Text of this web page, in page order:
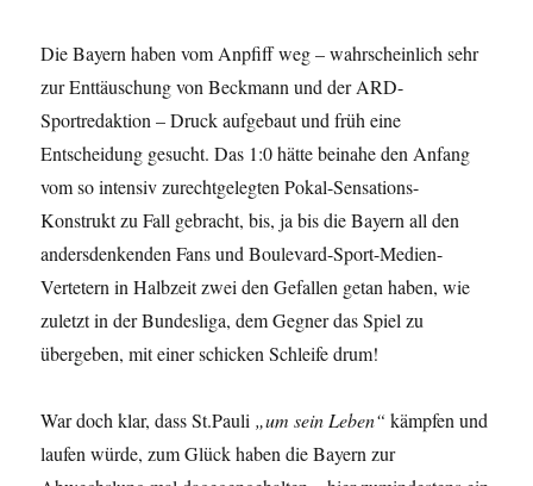
Die Bayern haben vom Anpfiff weg – wahrscheinlich sehr
zur Enttäuschung von Beckmann und der ARD-
Sportredaktion – Druck aufgebaut und früh eine
Entscheidung gesucht. Das 1:0 hätte beinahe den Anfang
vom so intensiv zurechtgelegten Pokal-Sensations-
Konstrukt zu Fall gebracht, bis, ja bis die Bayern all den
andersdenkenden Fans und Boulevard-Sport-Medien-
Vertetern in Halbzeit zwei den Gefallen getan haben, wie
zuletzt in der Bundesliga, dem Gegner das Spiel zu
übergeben, mit einer schicken Schleife drum!
War doch klar, dass St.Pauli „um sein Leben“ kämpfen und
laufen würde, zum Glück haben die Bayern zur